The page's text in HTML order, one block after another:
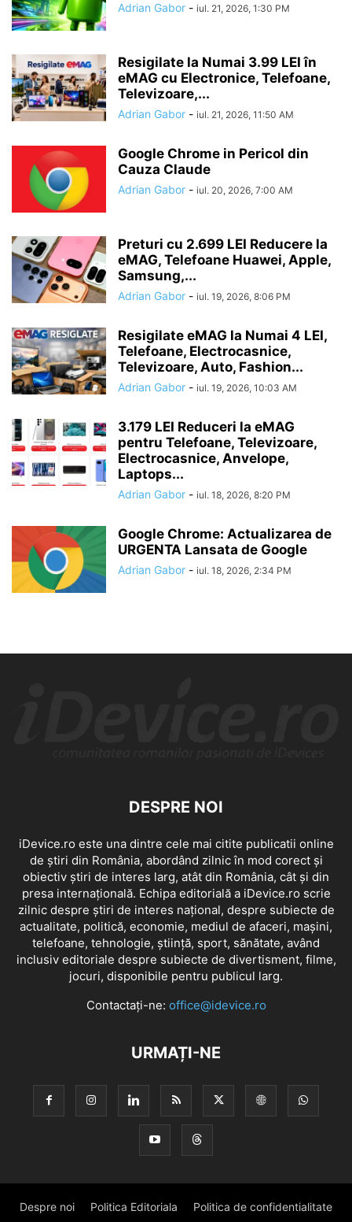
Adrian Gabor - iul. 21, 2026, 1:30 PM
Resigilate la Numai 3.99 LEI în
eMAG cu Electronice, Telefoane,
Televizoare,...
Adrian Gabor - iul. 21, 2026, 11:50 AM
Google Chrome in Pericol din
Cauza Claude
Adrian Gabor - iul. 20, 2026, 7:00 AM
Preturi cu 2.699 LEI Reducere la
eMAG, Telefoane Huawei, Apple,
Samsung,...
Adrian Gabor - iul. 19, 2026, 8:06 PM
Resigilate eMAG la Numai 4 LEI,
Telefoane, Electrocasnice,
Televizoare, Auto, Fashion...
Adrian Gabor - iul. 19, 2026, 10:03 AM
3.179 LEI Reduceri la eMAG
pentru Telefoane, Televizoare,
Electrocasnice, Anvelope,
Laptops...
Adrian Gabor - iul. 18, 2026, 8:20 PM
Google Chrome: Actualizarea de
URGENTA Lansata de Google
Adrian Gabor - iul. 18, 2026, 2:34 PM
DESPRE NOI
iDevice.ro este una dintre cele mai citite publicatii online
de știri din România, abordând zilnic în mod corect și
obiectiv știri de interes larg, atât din România, cât și din
presa internațională. Echipa editorială a iDevice.ro scrie
zilnic despre știri de interes național, despre subiecte de
actualitate, politică, economie, mediul de afaceri, mașini,
telefoane, tehnologie, știință, sport, sănătate, având
inclusiv editoriale despre subiecte de divertisment, filme,
jocuri, disponibile pentru publicul larg.
Contactați-ne: office@idevice.ro
URMAȚI-NE
Despre noi Politica Editoriala Politica de confidentialitate